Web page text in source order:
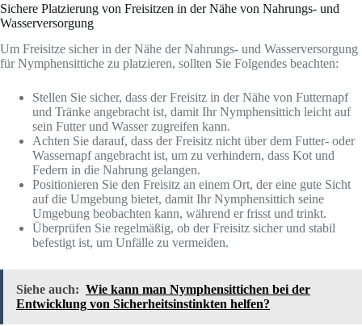
Sichere Platzierung von Freisitzen in der Nähe von Nahrungs- und
Wasserversorgung
Um Freisitze sicher in der Nähe der Nahrungs- und Wasserversorgung
für Nymphensittiche zu platzieren, sollten Sie Folgendes beachten:
Stellen Sie sicher, dass der Freisitz in der Nähe von Futternapf
und Tränke angebracht ist, damit Ihr Nymphensittich leicht auf
sein Futter und Wasser zugreifen kann.
Achten Sie darauf, dass der Freisitz nicht über dem Futter- oder
Wassernapf angebracht ist, um zu verhindern, dass Kot und
Federn in die Nahrung gelangen.
Positionieren Sie den Freisitz an einem Ort, der eine gute Sicht
auf die Umgebung bietet, damit Ihr Nymphensittich seine
Umgebung beobachten kann, während er frisst und trinkt.
Überprüfen Sie regelmäßig, ob der Freisitz sicher und stabil
befestigt ist, um Unfälle zu vermeiden.
Siehe auch: Wie kann man Nymphensittichen bei der
Entwicklung von Sicherheitsinstinkten helfen?